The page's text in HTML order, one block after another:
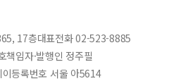
17층대표전화 02-523-8885
책임자·발행인 정주필
이등록번호 서울 아5614